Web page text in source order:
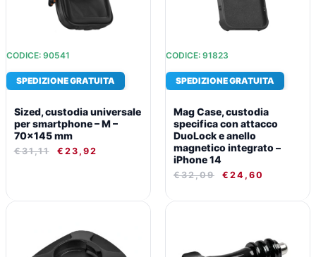
CODICE: 90541
SPEDIZIONE GRATUITA
Sized, custodia universale
per smartphone – M –
70×145 mm
€31,11 € 23,92
CODICE: 91823
SPEDIZIONE GRATUITA
Mag Case, custodia
specifica con attacco
DuoLock e anello
magnetico integrato –
iPhone 14
€32,09 € 24,60
ORIGINALE
ERA:
€18,79.
È:
€15,42.
€21,35.
È:
€17,19.